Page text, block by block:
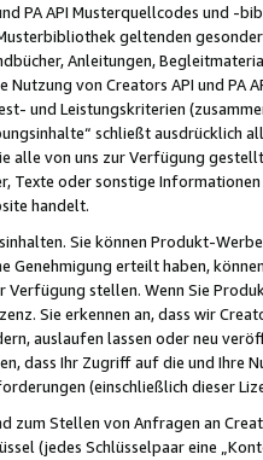
PA API Musterquellcodes und
geltenden
Anleitungen,
von Creators API und PA
und Leistungskriterien
schließt ausdrücklich
alle von uns zur Verfügung
Texte oder sonstige
handelt.
Sie können Produkt-
Genehmigung erteilt haben,
Verfügung stellen. Wenn Sie
Sie erkennen an, dass wir
auslaufen lassen oder neu
dass Ihr Zugriff auf die und Ihre
(einschließlich dieser
zum Stellen von Anfragen an
(jedes Schlüsselpaar eine